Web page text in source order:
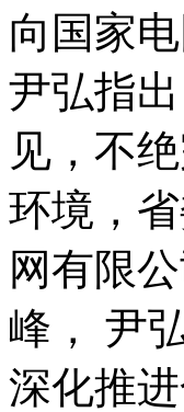
向国家
尹弘指
见，不
环境，
网有限
峰， 尹
深化推